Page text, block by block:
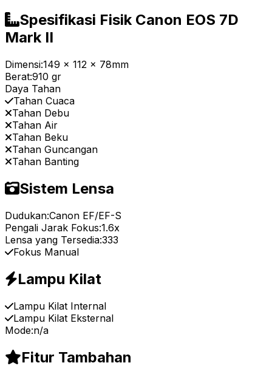
Spesifikasi Fisik Canon EOS 7D
Mark II
Dimensi:149 x 112 x 78mm
Berat:910 gr
Daya Tahan
Tahan Cuaca
Tahan Debu
Tahan Air
Tahan Beku
Tahan Guncangan
Tahan Banting
Sistem Lensa
Dudukan:Canon EF/EF-S
Pengali Jarak Fokus:1.6x
Lensa yang Tersedia:333
Fokus Manual
Lampu Kilat
Lampu Kilat Internal
Lampu Kilat Eksternal
Mode:n/a
Fitur Tambahan